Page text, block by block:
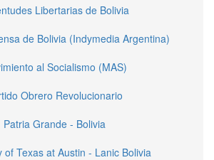
Libertarias de Bolivia
de Bolivia (Indymedia Argentina)
al Socialismo (MAS)
Obrero Revolucionario
Patria Grande - Bolivia
of Texas at Austin - Lanic Bolivia